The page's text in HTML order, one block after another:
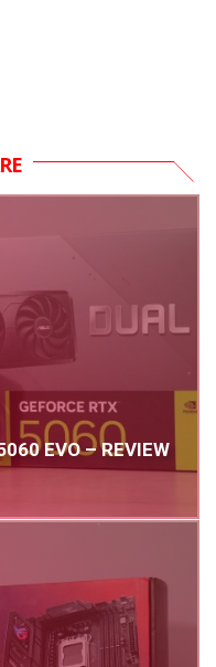
EVO – REVIEW